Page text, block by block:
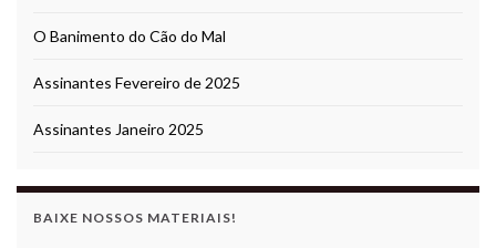
O Banimento do Cão do Mal
Assinantes Fevereiro de 2025
Assinantes Janeiro 2025
BAIXE NOSSOS MATERIAIS!